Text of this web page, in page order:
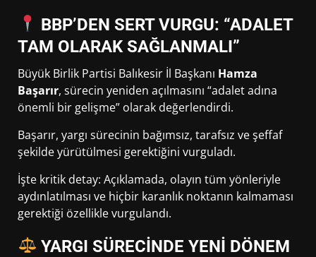
BBP’DEN SERT VURGU: “ADALET
TAM OLARAK SAĞLANMALI”
Büyük Birlik Partisi Balıkesir İl Başkanı Hamza
Başarır, sürecin yeniden açılmasını “adalet adına
önemli bir gelişme” olarak değerlendirdi.
Başarır, yargı sürecinin bağımsız, tarafsız ve şeffaf
şekilde yürütülmesi gerektiğini vurguladı.
İşte kritik detay: Açıklamada, olayın tüm yönleriyle
aydınlatılması ve hiçbir karanlık noktanın kalmaması
gerektiği özellikle vurgulandı.
YARGI SÜRECİNDE YENİ DÖNEM